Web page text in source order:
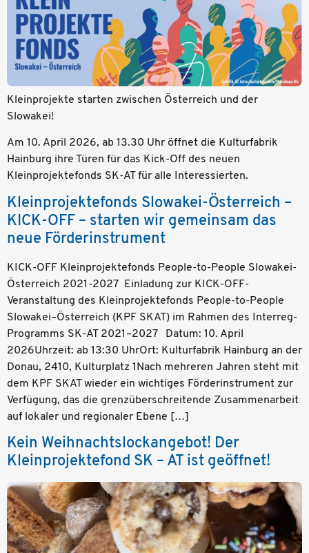
Kleinprojekte starten zwischen Österreich und der
Slowakei!
Am 10. April 2026, ab 13.30 Uhr öffnet die Kulturfabrik
Hainburg ihre Türen für das Kick-Off des neuen
Kleinprojektefonds SK-AT für alle Interessierten.
Kleinprojektefonds Slowakei-Österreich –
KICK-OFF – starten wir gemeinsam das
neue Förderinstrument
KICK-OFF Kleinprojektefonds People-to-People Slowakei-
Österreich 2021-2027 Einladung zur KICK-OFF-
Veranstaltung des Kleinprojektefonds People-to-People
Slowakei–Österreich (KPF SKAT) im Rahmen des Interreg-
Programms SK-AT 2021–2027 Datum: 10. April
2026Uhrzeit: ab 13:30 UhrOrt: Kulturfabrik Hainburg an der
Donau, 2410, Kulturplatz 1Nach mehreren Jahren steht mit
dem KPF SKAT wieder ein wichtiges Förderinstrument zur
Verfügung, das die grenzüberschreitende Zusammenarbeit
auf lokaler und regionaler Ebene […]
Kein Weihnachtslockangebot! Der
Kleinprojektefond SK – AT ist geöffnet!